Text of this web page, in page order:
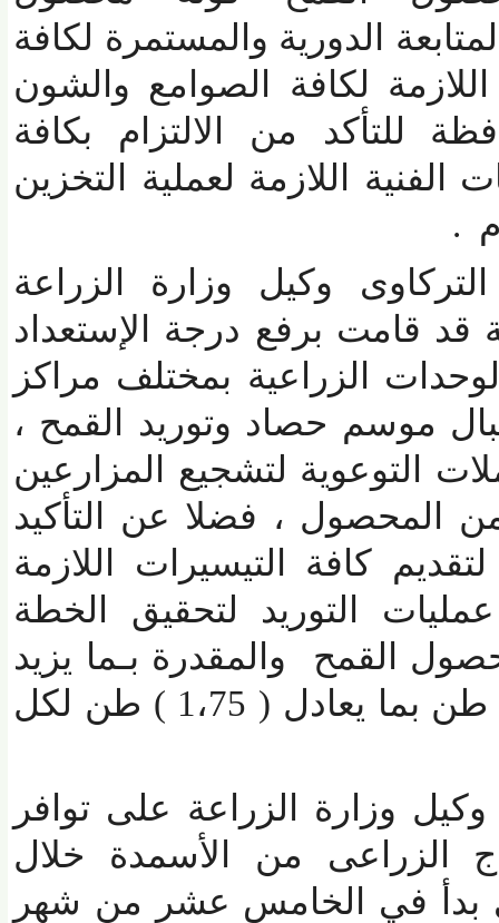
الدورية والمستمرة لكافة
لكافة الصوامع والشون
للتأكد من الالتزام بكافة
اللازمة لعملية التخزين
وكيل وزارة الزراعة
قامت برفع درجة الإستعداد
الزراعية بمختلف مراكز
موسم حصاد وتوريد القمح ،
التوعوية لتشجيع المزارعين
، فضلا عن التأكيد
كافة التيسيرات اللازمة
التوريد لتحقيق الخطة
القمح والمقدرة بـما يزيد
عن (220) ألف و (966) طن بما يعادل ( 1،75 ) طن لكل
وزارة الزراعة على توافر
الزراعى من الأسمدة خلال
في الخامس عشر من شهر